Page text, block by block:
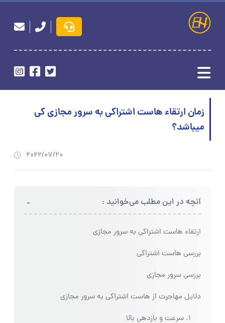
زمان ارتقاء هاست اشتراکی به سرور مجازی کی
میباشد؟
2022/07/20
آنچه در این مطلب می‌خوانید : -
ارتقاء هاست اشتراکی به سرور مجازی
بررسی هاست اشتراکی
بررسی سرور مجازی
دلایل مهاجرت از هاست اشتراکی به سرور مجازی
1. سرعت و بازدهی بالا